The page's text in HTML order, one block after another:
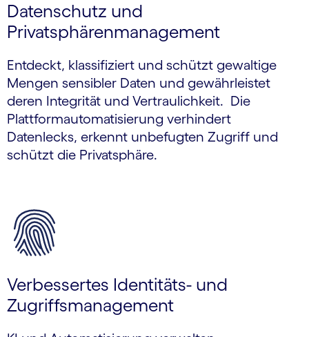
Datenschutz und
Privatsphärenmanagement
Entdeckt, klassifiziert und schützt gewaltige
Mengen sensibler Daten und gewährleistet
deren Integrität und Vertraulichkeit. Die
Plattformautomatisierung verhindert
Datenlecks, erkennt unbefugten Zugriff und
schützt die Privatsphäre.
Verbessertes Identitäts- und
Zugriffsmanagement